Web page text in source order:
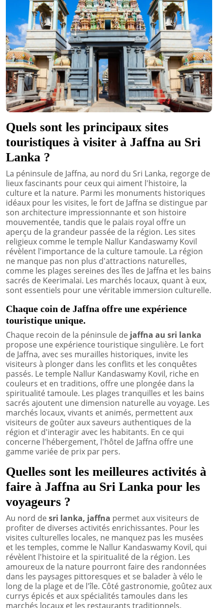
Quels sont les principaux sites
touristiques à visiter à Jaffna au Sri
Lanka ?
La péninsule de Jaffna, au nord du Sri Lanka, regorge de
lieux fascinants pour ceux qui aiment l'histoire, la
culture et la nature. Parmi les monuments historiques
idéaux pour les visites, le fort de Jaffna se distingue par
son architecture impressionnante et son histoire
mouvementée, tandis que le palais royal offre un
aperçu de la grandeur passée de la région. Les sites
religieux comme le temple Nallur Kandaswamy Kovil
révèlent l'importance de la culture tamoule. La région
ne manque pas non plus d'attractions naturelles,
comme les plages sereines des îles de Jaffna et les bains
sacrés de Keerimalai. Les marchés locaux, quant à eux,
sont essentiels pour une véritable immersion culturelle.
Chaque coin de Jaffna offre une expérience
touristique unique.
Chaque recoin de la péninsule de jaffna au sri lanka
propose une expérience touristique singulière. Le fort
de Jaffna, avec ses murailles historiques, invite les
visiteurs à plonger dans les conflits et les conquêtes
passés. Le temple Nallur Kandaswamy Kovil, riche en
couleurs et en traditions, offre une plongée dans la
spiritualité tamoule. Les plages tranquilles et les bains
sacrés ajoutent une dimension naturelle au voyage. Les
marchés locaux, vivants et animés, permettent aux
visiteurs de goûter aux saveurs authentiques de la
région et d'interagir avec les habitants. En ce qui
concerne l'hébergement, l'hôtel de Jaffna offre une
gamme variée de prix par pers.
Quelles sont les meilleures activités à
faire à Jaffna au Sri Lanka pour les
voyageurs ?
Au nord desri lanka, jaffna permet aux visiteurs de
profiter de diverses activités enrichissantes. Pour les
visites culturelles locales, ne manquez pas les musées
et les temples, comme le Nallur Kandaswamy Kovil, qui
révèlent l'histoire et la spiritualité de la région. Les
amoureux de la nature pourront faire des randonnées
dans les paysages pittoresques et se balader à vélo le
long de la plage et de l'île. Côté gastronomie, goûtez aux
currys épicés et aux spécialités tamoules dans les
marchés locaux et les restaurants traditionnels.